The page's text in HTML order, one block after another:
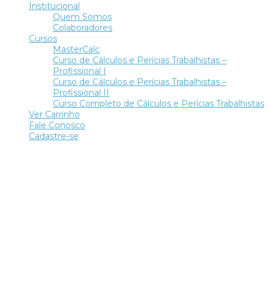
Institucional
Quem Somos
Colaboradores
Cursos
MasterCalc
Curso de Cálculos e Perícias Trabalhistas –
Profissional I
Curso de Cálculos e Perícias Trabalhistas –
Profissional II
Curso Completo de Cálculos e Perícias Trabalhistas
Ver Carrinho
Fale Conosco
Cadastre-se